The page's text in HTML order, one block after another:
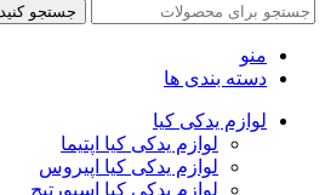
جستجو کنید
منو
دسته بندی ها
لوازم یدکی کیا
لوازم یدکی کیا اپتیما
لوازم یدکی کیا اپیروس
لوازم یدکی کیا اسپورتیج